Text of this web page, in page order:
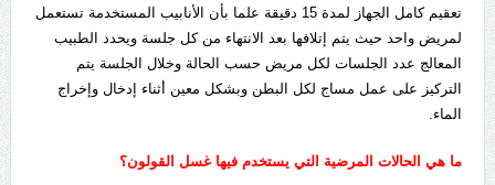
تعقيم كامل الجهاز لمدة 15 دقيقة علما بأن الأنابيب المستخدمة تستعمل
لمريض واحد حيث يتم إتلافها بعد الانتهاء من كل جلسة ويحدد الطبيب
المعالج عدد الجلسات لكل مريض حسب الحالة وخلال الجلسة يتم
التركيز على عمل مساج لكل البطن وبشكل معين أثناء إدخال وإخراج
الماء.
ما هي الحالات المرضية التي يستخدم فيها غسل القولون؟